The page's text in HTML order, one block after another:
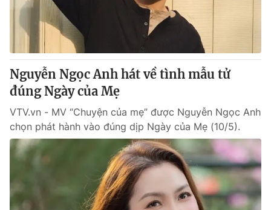
® Cấm sao chép dưới mọi hình thức nếu không có sự chấp
thuận bằng văn bản. Ghi rõ nguồn VTV.vn khi phát hành lại
thông tin từ website này.
Nguyễn Ngọc Anh hát về tình mẫu tử
đúng Ngày của Mẹ
VTV.vn - MV “Chuyện của mẹ” được Nguyễn Ngọc Anh
chọn phát hành vào đúng dịp Ngày của Mẹ (10/5).